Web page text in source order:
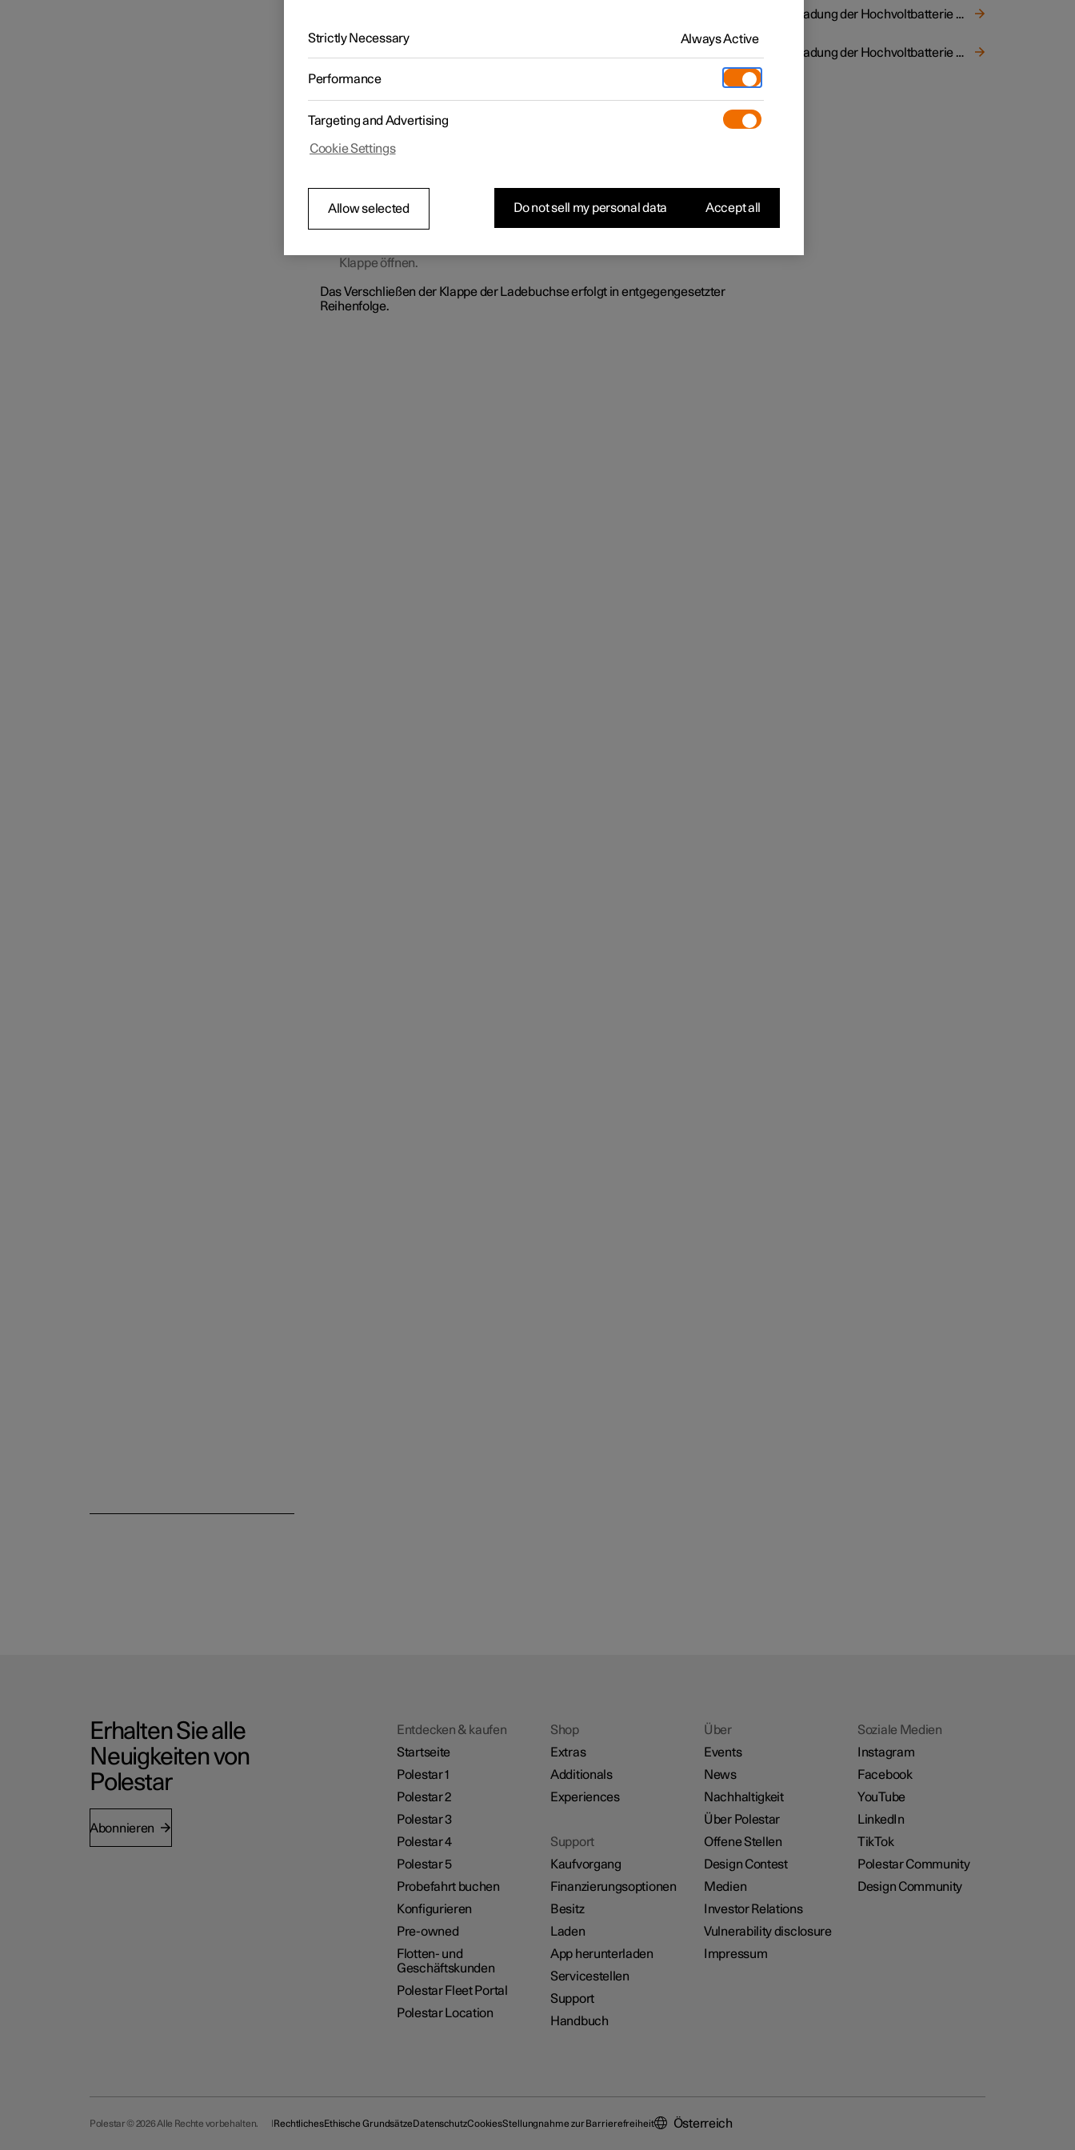
Klappe öffnen.
Das Verschließen der Klappe der Ladebuchse erfolgt in entgegengesetzter
Reihenfolge.
Aufladung der Hochvoltbatterie starten
Aufladung der Hochvoltbatterie beenden
Erhalten Sie alle
Neuigkeiten von
Polestar
Abonnieren
Entdecken & kaufen
Startseite
Polestar 1
Polestar 2
Polestar 3
Polestar 4
Polestar 5
Probefahrt buchen
Konfigurieren
Pre-owned
Flotten- und
Geschäftskunden
Polestar Fleet Portal
Polestar Location
Shop
Extras
Additionals
Experiences
Support
Kaufvorgang
Finanzierungsoptionen
Besitz
Laden
App herunterladen
Servicestellen
Support
Handbuch
Über
Events
News
Nachhaltigkeit
Über Polestar
Offene Stellen
Design Contest
Medien
Investor Relations
Vulnerability disclosure
Impressum
Soziale Medien
Instagram
Facebook
YouTube
LinkedIn
TikTok
Polestar Community
Design Community
Polestar © 2026 Alle Rechte vorbehalten. RechtlichesEthische GrundsätzeDatenschutzCookiesStellungnahme zur Barrierefreiheit Österreich
Strictly Necessary Always Active
Performance
Targeting and Advertising
Cookie Settings
Allow selected Do not sell my personal data Accept all